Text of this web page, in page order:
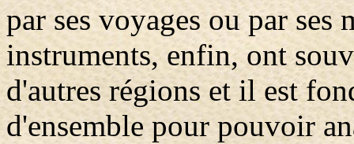
par ses voyages ou par ses
instruments, enfin, ont
d'autres régions et il est
d'ensemble pour pouvoir